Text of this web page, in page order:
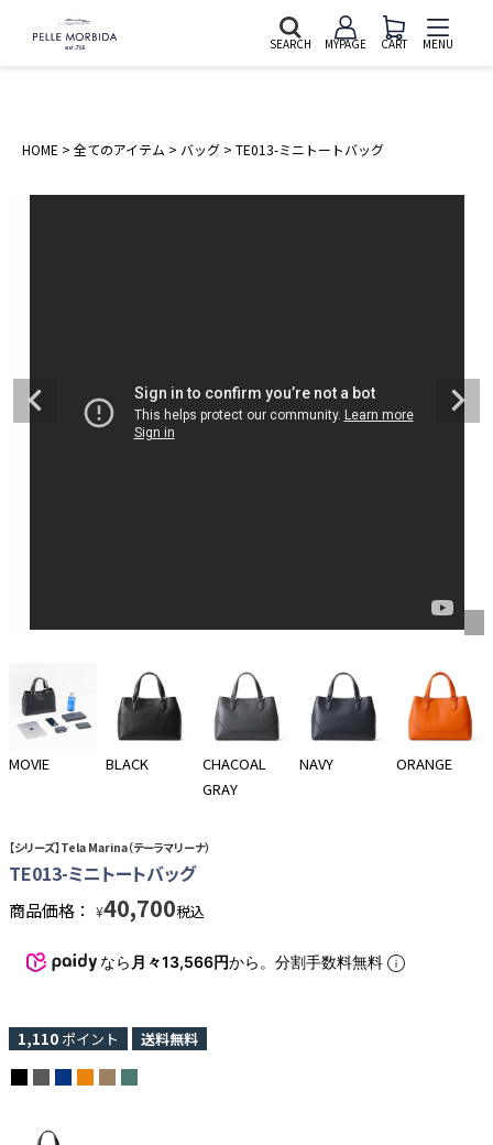
SEARCH MYPAGE CART MENU
HOME 全てのアイテム バッグ TE013-ミニトートバッグ
MOVIE BLACK
CHACOAL
GRAY
NAVY ORANGE
【シリーズ】Tela Marina（テーラマリーナ）
TE013-ミニトートバッグ
商品価格： ¥40,700税込
なら 月々13,566円から。分割手数料無料
1,110 ポイント 送料無料